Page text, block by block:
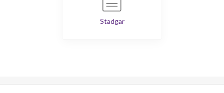
Stadgar